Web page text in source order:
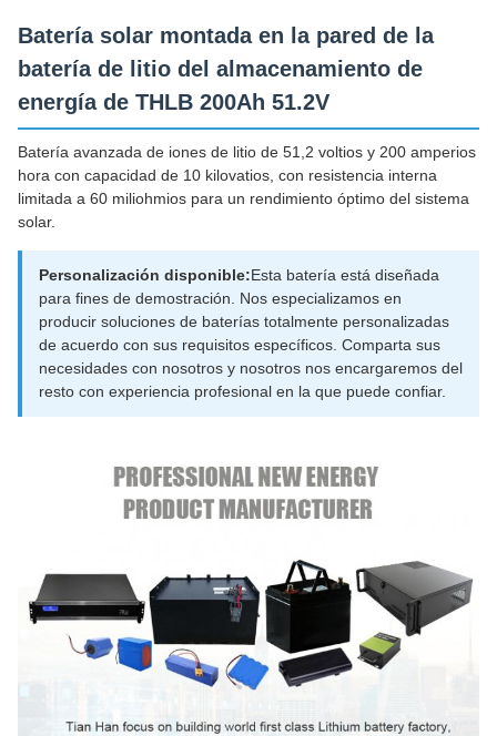
Batería solar montada en la pared de la
batería de litio del almacenamiento de
energía de THLB 200Ah 51.2V
Batería avanzada de iones de litio de 51,2 voltios y 200 amperios
hora con capacidad de 10 kilovatios, con resistencia interna
limitada a 60 miliohmios para un rendimiento óptimo del sistema
solar.
Personalización disponible:Esta batería está diseñada
para fines de demostración. Nos especializamos en
producir soluciones de baterías totalmente personalizadas
de acuerdo con sus requisitos específicos. Comparta sus
necesidades con nosotros y nosotros nos encargaremos del
resto con experiencia profesional en la que puede confiar.